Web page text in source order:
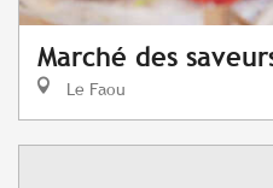
Marché des
Le Faou